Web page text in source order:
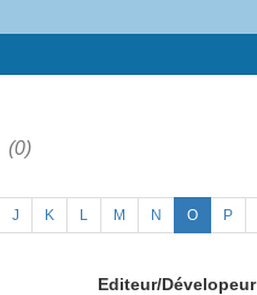
(0)
J K L M N O P
Editeur/Dévelopeur